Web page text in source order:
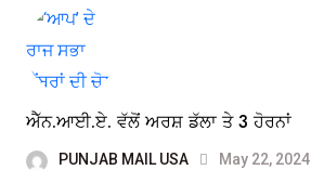
ਐੱਨ.ਆਈ.ਏ. ਵੱਲੋਂ ਅਰਸ਼ ਡੱਲਾ ਤੇ 3 ਹੋਰਨਾਂ
PUNJAB MAIL USA May 22, 2024